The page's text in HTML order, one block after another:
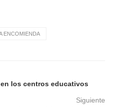
ENCOMIENDA
los centros educativos
Siguiente